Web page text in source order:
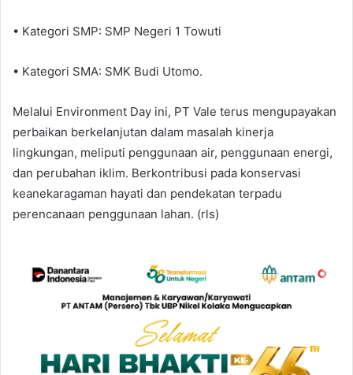
• Kategori SMP: SMP Negeri 1 Towuti
• Kategori SMA: SMK Budi Utomo.
Melalui Environment Day ini, PT Vale terus mengupayakan
perbaikan berkelanjutan dalam masalah kinerja
lingkungan, meliputi penggunaan air, penggunaan energi,
dan perubahan iklim. Berkontribusi pada konservasi
keanekaragaman hayati dan pendekatan terpadu
perencanaan penggunaan lahan. (rls)